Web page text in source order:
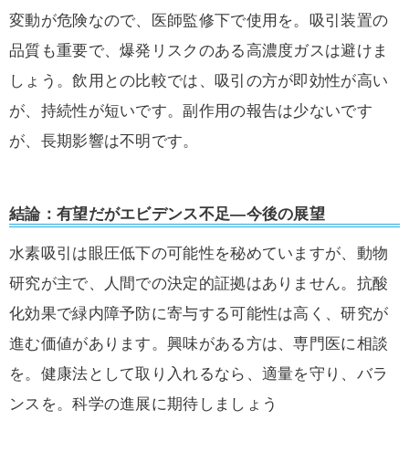
変動が危険なので、医師監修下で使用を。吸引装置の
品質も重要で、爆発リスクのある高濃度ガスは避けま
しょう。飲用との比較では、吸引の方が即効性が高い
が、持続性が短いです。副作用の報告は少ないです
が、長期影響は不明です。
結論：有望だがエビデンス不足—今後の展望
水素吸引は眼圧低下の可能性を秘めていますが、動物
研究が主で、人間での決定的証拠はありません。抗酸
化効果で緑内障予防に寄与する可能性は高く、研究が
進む価値があります。興味がある方は、専門医に相談
を。健康法として取り入れるなら、適量を守り、バラ
ンスを。科学の進展に期待しましょう